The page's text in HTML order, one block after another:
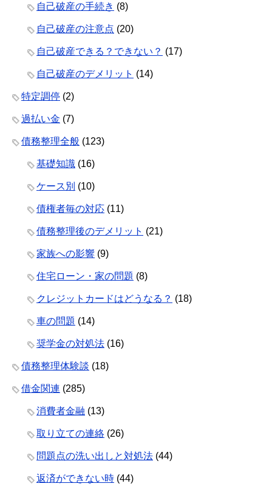
自己破産の手続き (8)
自己破産の注意点 (20)
自己破産できる？できない？ (17)
自己破産のデメリット (14)
特定調停 (2)
過払い金 (7)
債務整理全般 (123)
基礎知識 (16)
ケース別 (10)
債権者毎の対応 (11)
債務整理後のデメリット (21)
家族への影響 (9)
住宅ローン・家の問題 (8)
クレジットカードはどうなる？ (18)
車の問題 (14)
奨学金の対処法 (16)
債務整理体験談 (18)
借金関連 (285)
消費者金融 (13)
取り立ての連絡 (26)
問題点の洗い出しと対処法 (44)
返済ができない時 (44)